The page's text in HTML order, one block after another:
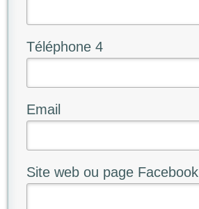
Téléphone 4
Email
Site web ou page Facebook